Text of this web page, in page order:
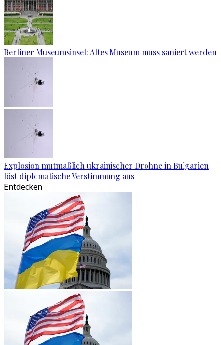
Berliner Museumsinsel: Altes Museum muss saniert werden
Explosion mutmaßlich ukrainischer Drohne in Bulgarien
löst diplomatische Verstimmung aus
Entdecken